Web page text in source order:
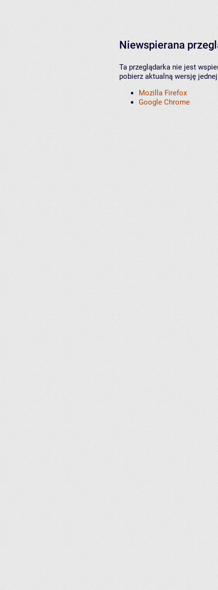
Niewspierana
Ta przeglądarka nie jest
pobierz aktualną wersję
Mozilla Firefox
Google Chrome